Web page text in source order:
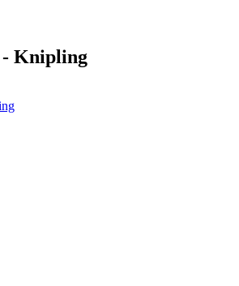
- Knipling